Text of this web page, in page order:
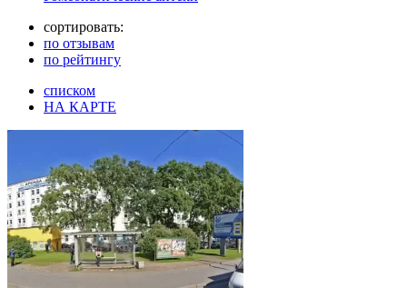
сортировать:
по отзывам
по рейтингу
списком
НА КАРТЕ